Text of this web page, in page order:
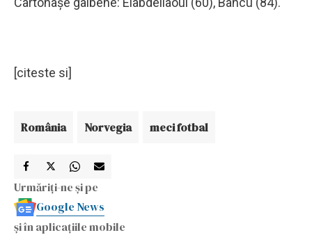
[citeste si]
România Norvegia meci fotbal
Urmăriți-ne și pe
Google News
și în aplicațiile mobile